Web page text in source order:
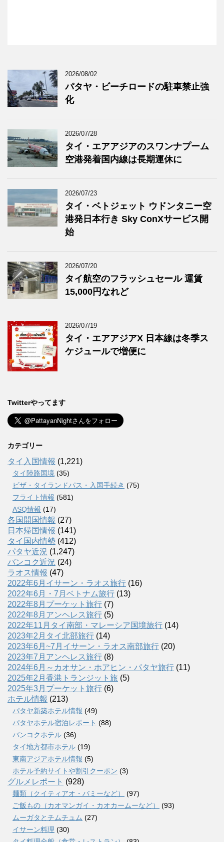
2026/08/02
パタヤ・ビーチロードの駐車禁止強
化
2026/07/28
タイ・エアアジアのスワンナプーム
空港発着国内線は長期運休に
2026/07/23
タイ・ベトジェット ウドンタニー空
港発日本行き Sky ConXサービス開
始
2026/07/20
タイ航空のフラッシュセール 運賃
15,000円なれど
2026/07/19
タイ・エアアジアX 日本線は冬季ス
ケジュールで増便に
Twitterやってます
カテゴリー
タイ入国情報 (1,221)
タイ陸路国境 (35)
ビザ・タイランドパス・入国手続き (75)
フライト情報 (581)
ASQ情報 (17)
各国開国情報 (27)
日本帰国情報 (141)
タイ国内情勢 (412)
パタヤ近況 (1,247)
バンコク近況 (24)
ラオス情報 (47)
2022年6月イサーン・ラオス旅行 (16)
2022年6月・7月ベトナム旅行 (13)
2022年8月プーケット旅行 (7)
2022年8月アンヘレス旅行 (5)
2022年11月タイ南部・マレーシア国境旅行 (14)
2023年2月タイ北部旅行 (14)
2023年6月~7月イサーン・ラオス南部旅行 (20)
2023年7月アンヘレス旅行 (8)
2024年6月～カオサン・ホアヒン・パタヤ旅行 (11)
2025年2月香港トランジット旅 (5)
2025年3月プーケット旅行 (6)
ホテル情報 (213)
パタヤ新築ホテル情報 (49)
パタヤホテル宿泊レポート (88)
バンコクホテル (36)
タイ地方都市ホテル (19)
東南アジアホテル情報 (5)
ホテル予約サイトや割引クーポン (3)
グルメレポート (928)
麺類（クイティアオ・バミーなど）
(97)
ご飯もの（カオマンガイ・カオカームーなど）
(93)
ムーガタとチムチュム (27)
イサーン料理 (30)